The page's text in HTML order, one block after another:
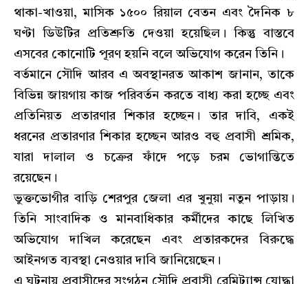
থাকা-খাওয়া, মাসিক ১৫০০ রিয়াল বেতন এবং দৈনিক ৮
ঘণ্টা ডিউটির প্রতিশ্রুতি দেওয়া হয়েছিল। কিন্তু বাস্তবে
এসবের কোনোটি পূরণ হয়নি বলে অভিযোগ করেন তিনি।
বর্তমানে সৌদি আরব এ অবস্থানরত আকাশ জানান, তাকে
বিভিন্ন জায়গায় কাজ পরিবর্তন করতে বাধ্য করা হচ্ছে এবং
প্রতিনিয়ত প্রতারণার শিকার হচ্ছেন। তার দাবি, একই
ধরনের প্রতারণার শিকার হচ্ছেন আরও বহু প্রবাসী শ্রমিক,
যারা দালাল ও চক্রের ফাঁদে পড়ে চরম ভোগান্তিতে
রয়েছেন।
ভুক্তভোগীর বাড়ি শেরপুর জেলা এর খুনুয়া নতুন পাড়ায়।
তিনি সাংবাদিক ও মানবাধিকার কর্মীদের কাছে লিখিত
অভিযোগ দাখিল করেছেন এবং প্রতারকদের বিরুদ্ধে
আইনগত ব্যবস্থা নেওয়ার দাবি জানিয়েছেন।